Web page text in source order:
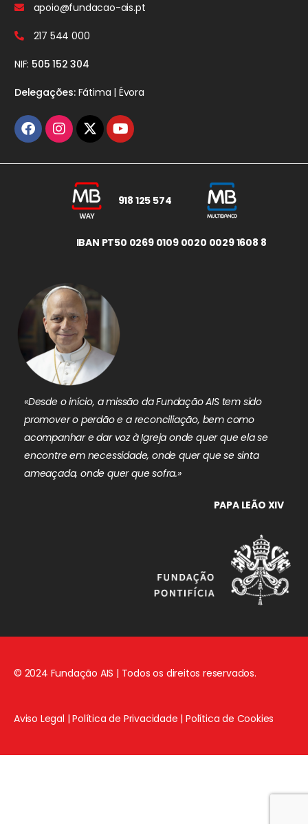
apoio@fundacao-ais.pt
217 544 000
NIF: 505 152 304
Delegações:Fátima | Évora
918 125 574
IBAN PT50 0269 0109 0020 0029 1608 8
«Desde o início, a missão da Fundação AIS tem sido
promover o perdão e a reconciliação, bem como
acompanhar e dar voz à Igreja onde quer que ela se
encontre em necessidade, onde quer que se sinta
ameaçada, onde quer que sofra.»
PAPA LEÃO XIV
© 2024 Fundação AIS | Todos os direitos reservados.
Aviso Legal |Política de Privacidade |Política de Cookies